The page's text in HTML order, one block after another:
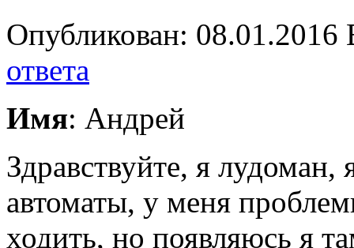
Опубликован:
ответа
Имя: Андрей
Здравствуйте, я
автоматы, у меня
ходить, но появляюсь я